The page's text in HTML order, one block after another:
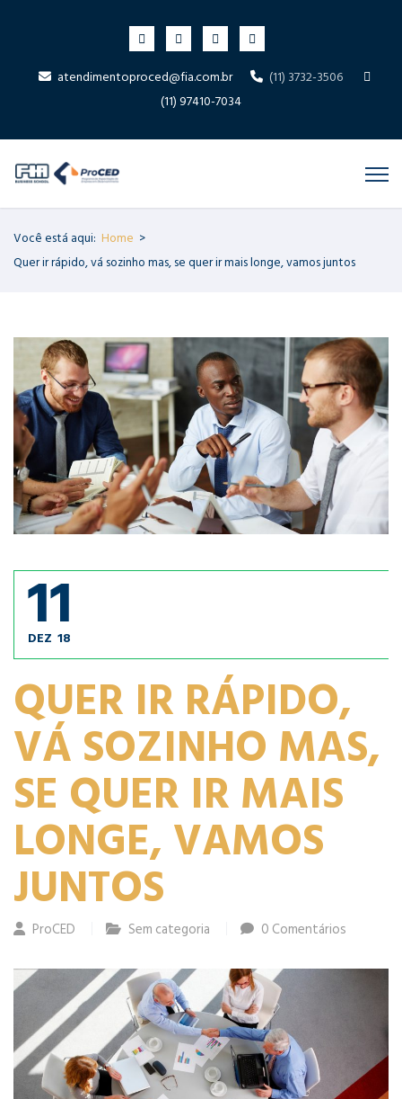
atendimentoproced@fia.com.br
(11) 3732-3506
(11) 97410-7034
Você está aqui: Home >
Quer ir rápido, vá sozinho mas, se quer ir mais longe, vamos juntos
11
DEZ 18
QUER IR RÁPIDO,
VÁ SOZINHO MAS,
SE QUER IR MAIS
LONGE, VAMOS
JUNTOS
ProCED Sem categoria 0 Comentários